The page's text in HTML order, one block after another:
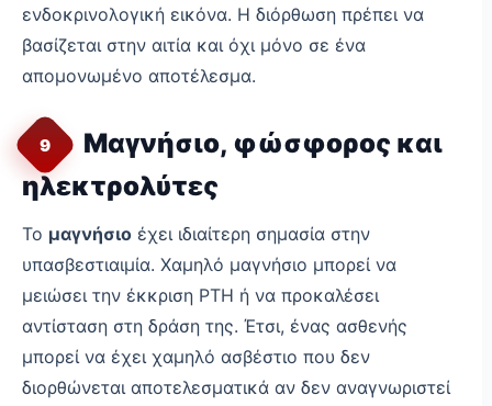
ενδοκρινολογική εικόνα. Η διόρθωση πρέπει να
βασίζεται στην αιτία και όχι μόνο σε ένα
απομονωμένο αποτέλεσμα.
9
Μαγνήσιο, φώσφορος και
ηλεκτρολύτες
Το μαγνήσιο έχει ιδιαίτερη σημασία στην
υπασβεστιαιμία. Χαμηλό μαγνήσιο μπορεί να
μειώσει την έκκριση PTH ή να προκαλέσει
αντίσταση στη δράση της. Έτσι, ένας ασθενής
μπορεί να έχει χαμηλό ασβέστιο που δεν
διορθώνεται αποτελεσματικά αν δεν αναγνωριστεί